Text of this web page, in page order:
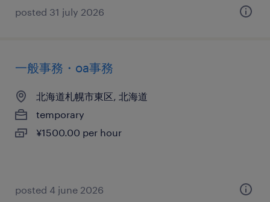
posted 31 july 2026
一般事務・oa事務
北海道札幌市東区, 北海道
temporary
¥1500.00 per hour
posted 4 june 2026